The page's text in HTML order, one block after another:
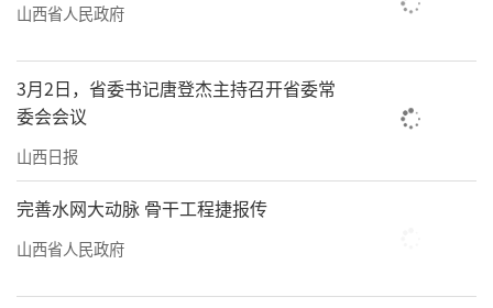
山西省人民政府
3月2日，省委书记唐登杰主持召开省委常
委会会议
山西日报
完善水网大动脉 骨干工程捷报传
山西省人民政府